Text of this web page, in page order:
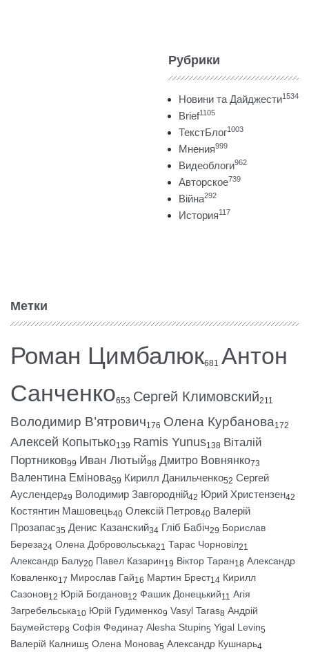
Рубрики
Новини та Дайджести1534
Brief1105
ТекстБлог1003
Мнения999
Видеоблоги962
Авторское739
Війна292
История117
Метки
Роман Цимбалюк681 Антон
Санченко653 Сергей Климовский211
Володимир В’ятрович176 Олена Курбанова172
Алексей Копытько139 Ramis Yunus138 Віталій
Портников99 Иван Лютый98 Дмитро Вовнянко73
Валентина Емінова59 Кирилл Данильченко52 Сергей
Ауслендер49 Володимир Завгородній42 Юрий Христензен42
Костянтин Машовець40 Олексій Петров40 Валерій
Прозапас35 Денис Казанский34 Гліб Бабіч29 Борислав
Береза24 Олена Добровольська21 Тарас Чорновіл21
Александр Балу20 Павел Казарин19 Віктор Таран18 Александр
Коваленко17 Мирослав Гай16 Мартин Брест14 Кирилл
Сазонов12 Юрій Богданов12 Фашик Донецький11 Агія
Загребельська10 Юрій Гудименко9 Vasyl Taras8 Андрій
Баумейстер8 Софія Федина7 Alesha Stupin5 Yigal Levin5
Валерій Калниш5 Олена Монова5 Александр Кушнарь4